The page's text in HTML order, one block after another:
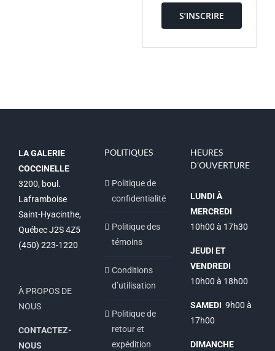
S’INSCRIRE
LA GALERIE
COCCINELLE
3200, boul.
Laframboise
Saint-Hyacinthe,
Québec J2S 4Z5
(450) 223-1220
À PROPOS DE
NOUS
CONTACTEZ-
NOUS
POLITIQUES
Politique de
confidentialité
Politique des
témoins
Conditions
d’utilisation
Politique de
retour et
expédition
HEURES
D’OUVERTURE
LUNDI À
MERCREDI
10h00 à 17h30
JEUDI ET
VENDREDI
10h00 à 18h00
SAMEDI 9h00 à
17h00
DIMANCHE